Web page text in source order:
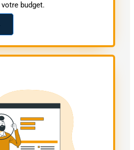
votre budget.